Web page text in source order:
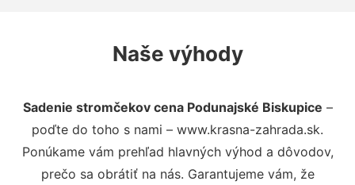
Naše výhody
Sadenie stromčekov cena Podunajské Biskupice –
poďte do toho s nami – www.krasna-zahrada.sk.
Ponúkame vám prehľad hlavných výhod a dôvodov,
prečo sa obrátiť na nás. Garantujeme vám, že